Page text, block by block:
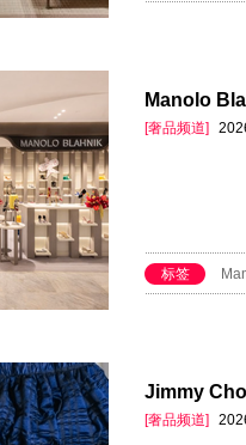
Manolo
[奢品频道]
标签
Jimmy
[奢品频道]